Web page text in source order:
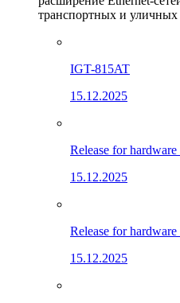
транспортных и
IGT-815AT
15.12.2025
Release for
15.12.2025
Release for
15.12.2025